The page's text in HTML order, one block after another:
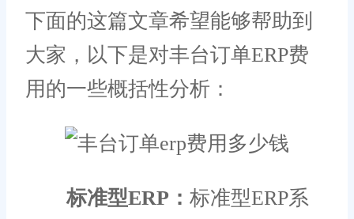
下面的这篇文章希望能够帮助到
大家，以下是对丰台订单ERP费
用的一些概括性分析：
标准型ERP： 标准型ERP系